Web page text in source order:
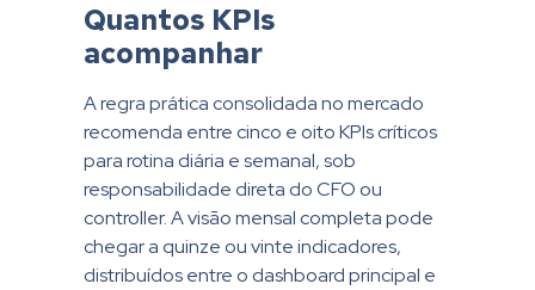
Quantos KPIs
acompanhar
A regra prática consolidada no mercado
recomenda entre cinco e oito KPIs críticos
para rotina diária e semanal, sob
responsabilidade direta do CFO ou
controller. A visão mensal completa pode
chegar a quinze ou vinte indicadores,
distribuídos entre o dashboard principal e